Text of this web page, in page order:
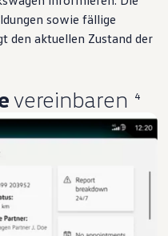
sowie fällige
den aktuellen Zustand der
vereinbaren 4